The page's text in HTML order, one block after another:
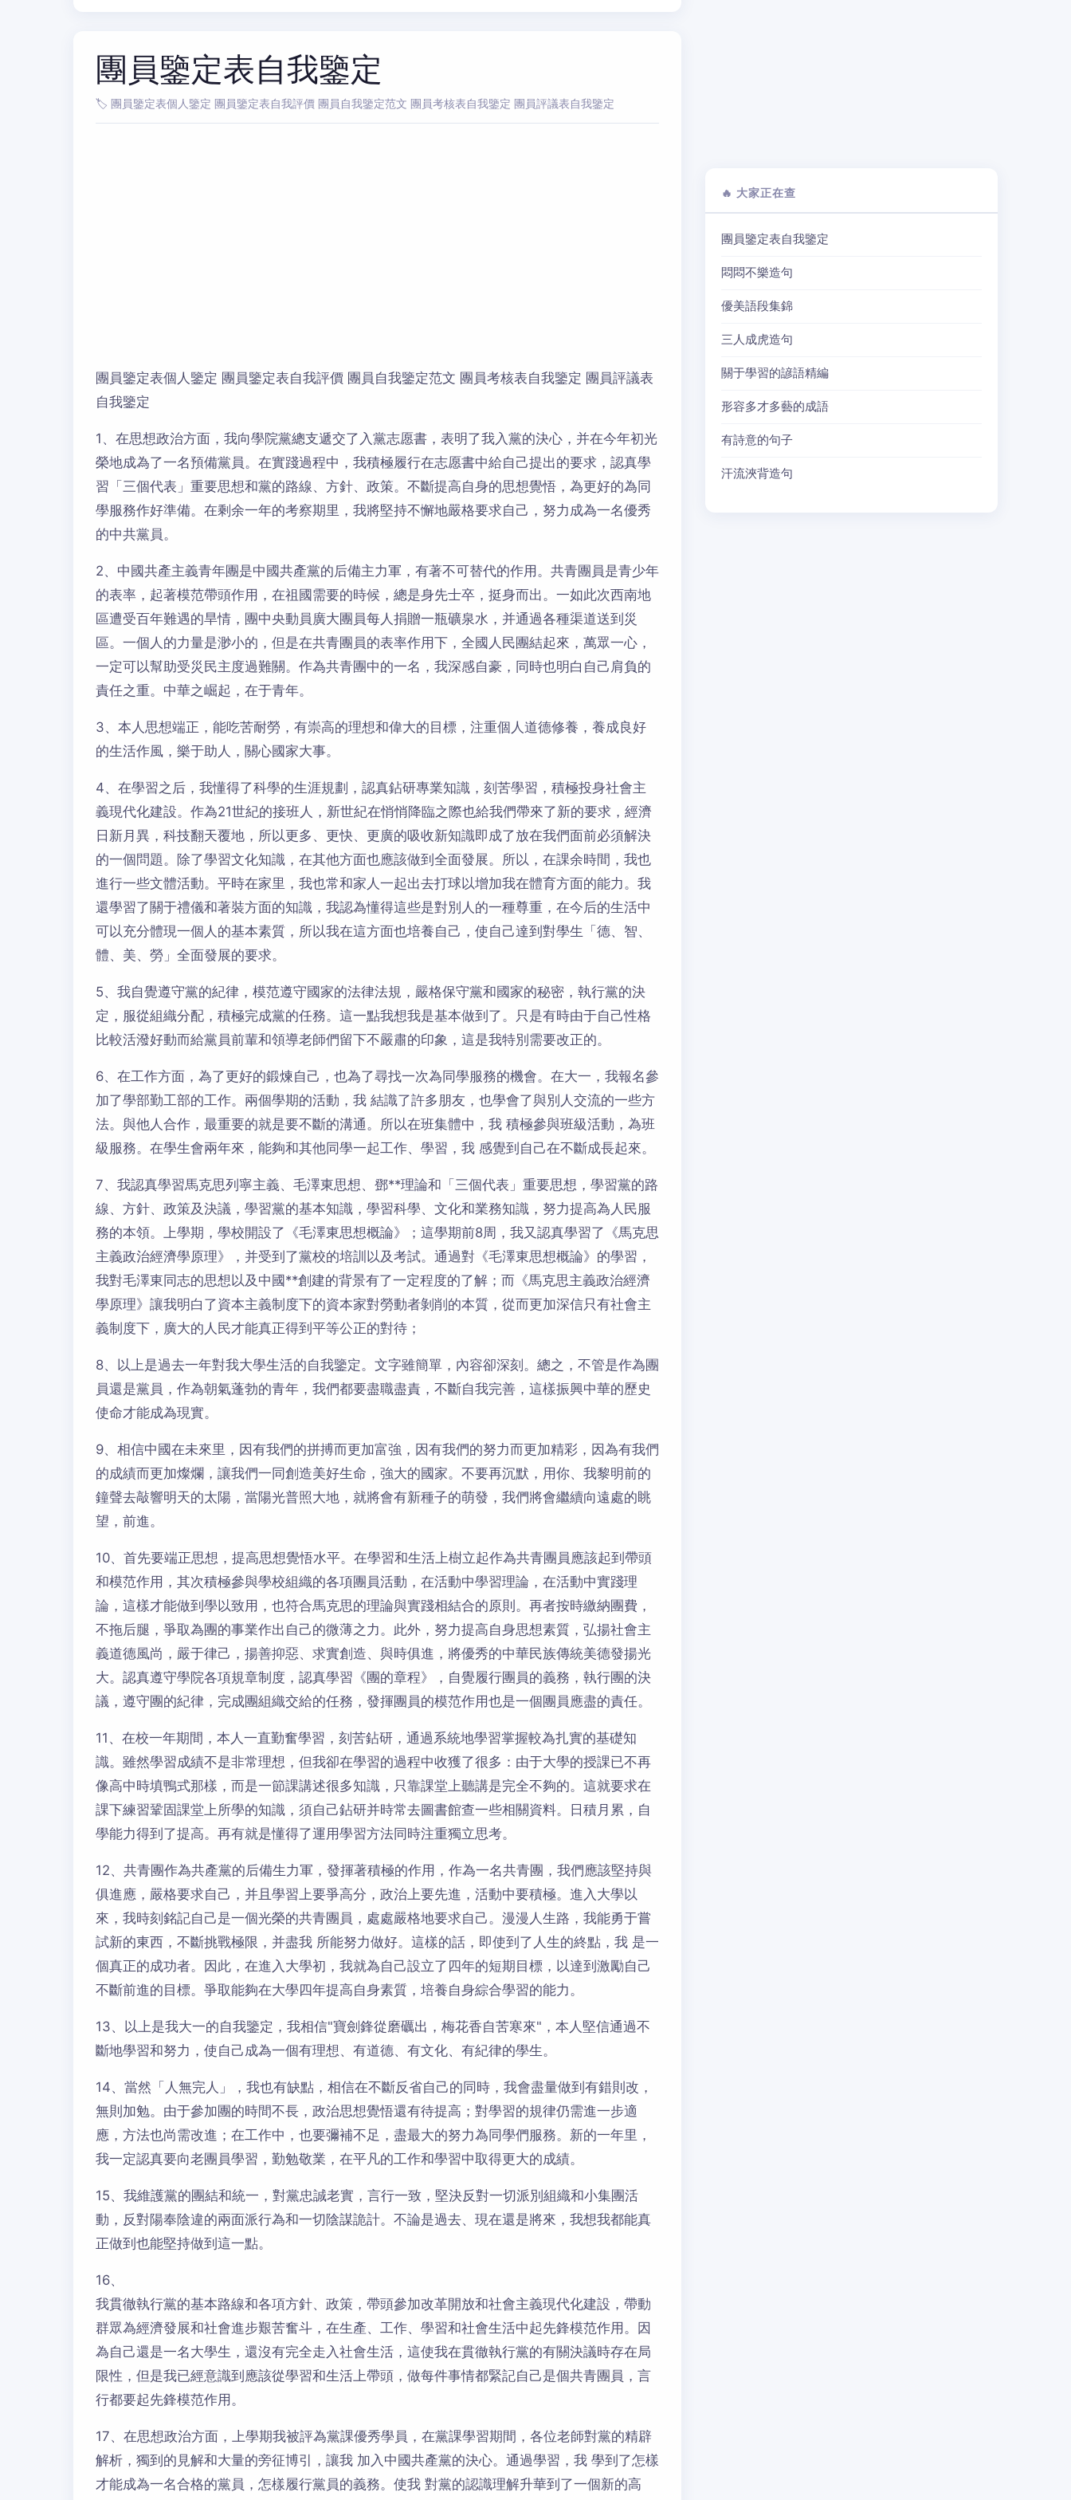
團員鑒定表自我鑒定
🏷️ 團員鑒定表個人鑒定 團員鑒定表自我評價 團員自我鑒定范文 團員考核表自我鑒定 團員評議表自我鑒定
團員鑒定表個人鑒定 團員鑒定表自我評價 團員自我鑒定范文 團員考核表自我鑒定 團員評議表
自我鑒定
1、在思想政治方面，我向學院黨總支遞交了入黨志愿書，表明了我入黨的決心，并在今年初光
榮地成為了一名預備黨員。在實踐過程中，我積極履行在志愿書中給自己提出的要求，認真學
習「三個代表」重要思想和黨的路線、方針、政策。不斷提高自身的思想覺悟，為更好的為同
學服務作好準備。在剩余一年的考察期里，我將堅持不懈地嚴格要求自己，努力成為一名優秀
的中共黨員。
2、中國共產主義青年團是中國共產黨的后備主力軍，有著不可替代的作用。共青團員是青少年
的表率，起著模范帶頭作用，在祖國需要的時候，總是身先士卒，挺身而出。一如此次西南地
區遭受百年難遇的旱情，團中央動員廣大團員每人捐贈一瓶礦泉水，并通過各種渠道送到災
區。一個人的力量是渺小的，但是在共青團員的表率作用下，全國人民團結起來，萬眾一心，
一定可以幫助受災民主度過難關。作為共青團中的一名，我深感自豪，同時也明白自己肩負的
責任之重。中華之崛起，在于青年。
3、本人思想端正，能吃苦耐勞，有崇高的理想和偉大的目標，注重個人道德修養，養成良好
的生活作風，樂于助人，關心國家大事。
4、在學習之后，我懂得了科學的生涯規劃，認真鉆研專業知識，刻苦學習，積極投身社會主
義現代化建設。作為21世紀的接班人，新世紀在悄悄降臨之際也給我們帶來了新的要求，經濟
日新月異，科技翻天覆地，所以更多、更快、更廣的吸收新知識即成了放在我們面前必須解決
的一個問題。除了學習文化知識，在其他方面也應該做到全面發展。所以，在課余時間，我也
進行一些文體活動。平時在家里，我也常和家人一起出去打球以增加我在體育方面的能力。我
還學習了關于禮儀和著裝方面的知識，我認為懂得這些是對別人的一種尊重，在今后的生活中
可以充分體現一個人的基本素質，所以我在這方面也培養自己，使自己達到對學生「德、智、
體、美、勞」全面發展的要求。
5、我自覺遵守黨的紀律，模范遵守國家的法律法規，嚴格保守黨和國家的秘密，執行黨的決
定，服從組織分配，積極完成黨的任務。這一點我想我是基本做到了。只是有時由于自己性格
比較活潑好動而給黨員前輩和領導老師們留下不嚴肅的印象，這是我特別需要改正的。
6、在工作方面，為了更好的鍛煉自己，也為了尋找一次為同學服務的機會。在大一，我報名參
加了學部勤工部的工作。兩個學期的活動，我 結識了許多朋友，也學會了與別人交流的一些方
法。與他人合作，最重要的就是要不斷的溝通。所以在班集體中，我 積極參與班級活動，為班
級服務。在學生會兩年來，能夠和其他同學一起工作、學習，我 感覺到自己在不斷成長起來。
7、我認真學習馬克思列寧主義、毛澤東思想、鄧**理論和「三個代表」重要思想，學習黨的路
線、方針、政策及決議，學習黨的基本知識，學習科學、文化和業務知識，努力提高為人民服
務的本領。上學期，學校開設了《毛澤東思想概論》；這學期前8周，我又認真學習了《馬克思
主義政治經濟學原理》，并受到了黨校的培訓以及考試。通過對《毛澤東思想概論》的學習，
我對毛澤東同志的思想以及中國**創建的背景有了一定程度的了解；而《馬克思主義政治經濟
學原理》讓我明白了資本主義制度下的資本家對勞動者剝削的本質，從而更加深信只有社會主
義制度下，廣大的人民才能真正得到平等公正的對待；
8、以上是過去一年對我大學生活的自我鑒定。文字雖簡單，內容卻深刻。總之，不管是作為團
員還是黨員，作為朝氣蓬勃的青年，我們都要盡職盡責，不斷自我完善，這樣振興中華的歷史
使命才能成為現實。
9、相信中國在未來里，因有我們的拼搏而更加富強，因有我們的努力而更加精彩，因為有我們
的成績而更加燦爛，讓我們一同創造美好生命，強大的國家。不要再沉默，用你、我黎明前的
鐘聲去敲響明天的太陽，當陽光普照大地，就將會有新種子的萌發，我們將會繼續向遠處的眺
望，前進。
10、首先要端正思想，提高思想覺悟水平。在學習和生活上樹立起作為共青團員應該起到帶頭
和模范作用，其次積極參與學校組織的各項團員活動，在活動中學習理論，在活動中實踐理
論，這樣才能做到學以致用，也符合馬克思的理論與實踐相結合的原則。再者按時繳納團費，
不拖后腿，爭取為團的事業作出自己的微薄之力。此外，努力提高自身思想素質，弘揚社會主
義道德風尚，嚴于律己，揚善抑惡、求實創造、與時俱進，將優秀的中華民族傳統美德發揚光
大。認真遵守學院各項規章制度，認真學習《團的章程》，自覺履行團員的義務，執行團的決
議，遵守團的紀律，完成團組織交給的任務，發揮團員的模范作用也是一個團員應盡的責任。
11、在校一年期間，本人一直勤奮學習，刻苦鉆研，通過系統地學習掌握較為扎實的基礎知
識。雖然學習成績不是非常理想，但我卻在學習的過程中收獲了很多：由于大學的授課已不再
像高中時填鴨式那樣，而是一節課講述很多知識，只靠課堂上聽講是完全不夠的。這就要求在
課下練習鞏固課堂上所學的知識，須自己鉆研并時常去圖書館查一些相關資料。日積月累，自
學能力得到了提高。再有就是懂得了運用學習方法同時注重獨立思考。
12、共青團作為共產黨的后備生力軍，發揮著積極的作用，作為一名共青團，我們應該堅持與
俱進應，嚴格要求自己，并且學習上要爭高分，政治上要先進，活動中要積極。進入大學以
來，我時刻銘記自己是一個光榮的共青團員，處處嚴格地要求自己。漫漫人生路，我能勇于嘗
試新的東西，不斷挑戰極限，并盡我 所能努力做好。這樣的話，即使到了人生的終點，我 是一
個真正的成功者。因此，在進入大學初，我就為自己設立了四年的短期目標，以達到激勵自己
不斷前進的目標。爭取能夠在大學四年提高自身素質，培養自身綜合學習的能力。
13、以上是我大一的自我鑒定，我相信"寶劍鋒從磨礪出，梅花香自苦寒來"，本人堅信通過不
斷地學習和努力，使自己成為一個有理想、有道德、有文化、有紀律的學生。
14、當然「人無完人」，我也有缺點，相信在不斷反省自己的同時，我會盡量做到有錯則改，
無則加勉。由于參加團的時間不長，政治思想覺悟還有待提高；對學習的規律仍需進一步適
應，方法也尚需改進；在工作中，也要彌補不足，盡最大的努力為同學們服務。新的一年里，
我一定認真要向老團員學習，勤勉敬業，在平凡的工作和學習中取得更大的成績。
15、我維護黨的團結和統一，對黨忠誠老實，言行一致，堅決反對一切派別組織和小集團活
動，反對陽奉陰違的兩面派行為和一切陰謀詭計。不論是過去、現在還是將來，我想我都能真
正做到也能堅持做到這一點。
16、
我貫徹執行黨的基本路線和各項方針、政策，帶頭參加改革開放和社會主義現代化建設，帶動
群眾為經濟發展和社會進步艱苦奮斗，在生產、工作、學習和社會生活中起先鋒模范作用。因
為自己還是一名大學生，還沒有完全走入社會生活，這使我在貫徹執行黨的有關決議時存在局
限性，但是我已經意識到應該從學習和生活上帶頭，做每件事情都緊記自己是個共青團員，言
行都要起先鋒模范作用。
17、在思想政治方面，上學期我被評為黨課優秀學員，在黨課學習期間，各位老師對黨的精辟
解析，獨到的見解和大量的旁征博引，讓我 加入中國共產黨的決心。通過學習，我 學到了怎樣
才能成為一名合格的黨員，怎樣履行黨員的義務。使我 對黨的認識理解升華到了一個新的高
🔥 大家正在查
團員鑒定表自我鑒定
悶悶不樂造句
優美語段集錦
三人成虎造句
關于學習的諺語精編
形容多才多藝的成語
有詩意的句子
汗流浹背造句